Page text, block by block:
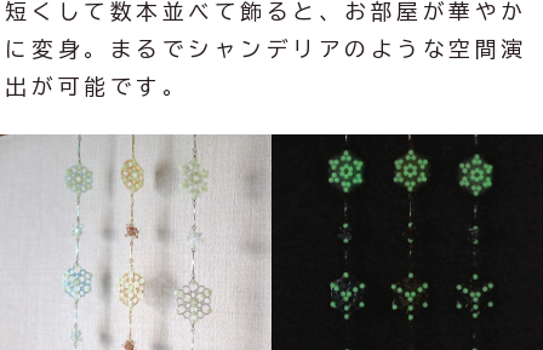
短くして数本並べて飾ると、お部屋が華やか
に変身。まるでシャンデリアのような空間演
出が可能です。